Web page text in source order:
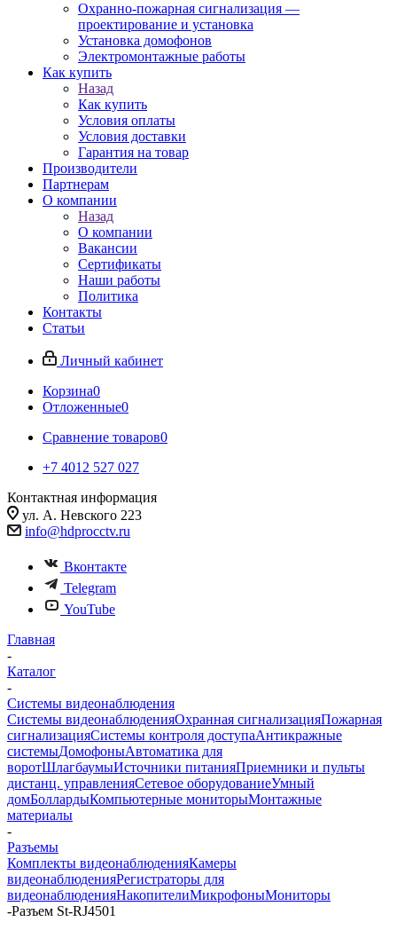
Охранно-пожарная сигнализация —
проектирование и установка
Установка домофонов
Электромонтажные работы
Как купить
Назад
Как купить
Условия оплаты
Условия доставки
Гарантия на товар
Производители
Партнерам
О компании
Назад
О компании
Вакансии
Сертификаты
Наши работы
Политика
Контакты
Статьи
Личный кабинет
Корзина0
Отложенные0
Сравнение товаров0
+7 4012 527 027
Контактная информация
ул. А. Невского 223
info@hdprocctv.ru
Вконтакте
Telegram
YouTube
Главная
-
Каталог
-
Системы видеонаблюдения
Системы видеонаблюденияОхранная сигнализацияПожарная
сигнализацияСистемы контроля доступаАнтикражные
системыДомофоныАвтоматика для
воротШлагбаумыИсточники питанияПриемники и пульты
дистанц. управленияСетевое оборудованиеУмный
домБоллардыКомпьютерные мониторыМонтажные
материалы
-
Разъемы
Комплекты видеонаблюденияКамеры
видеонаблюденияРегистраторы для
видеонаблюденияНакопителиМикрофоныМониторы
-Разъем St-RJ4501